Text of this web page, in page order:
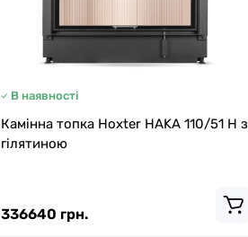
В наявності
Камінна топка Hoxter HAKA 110/51 H з
гілятиною
336640 грн.